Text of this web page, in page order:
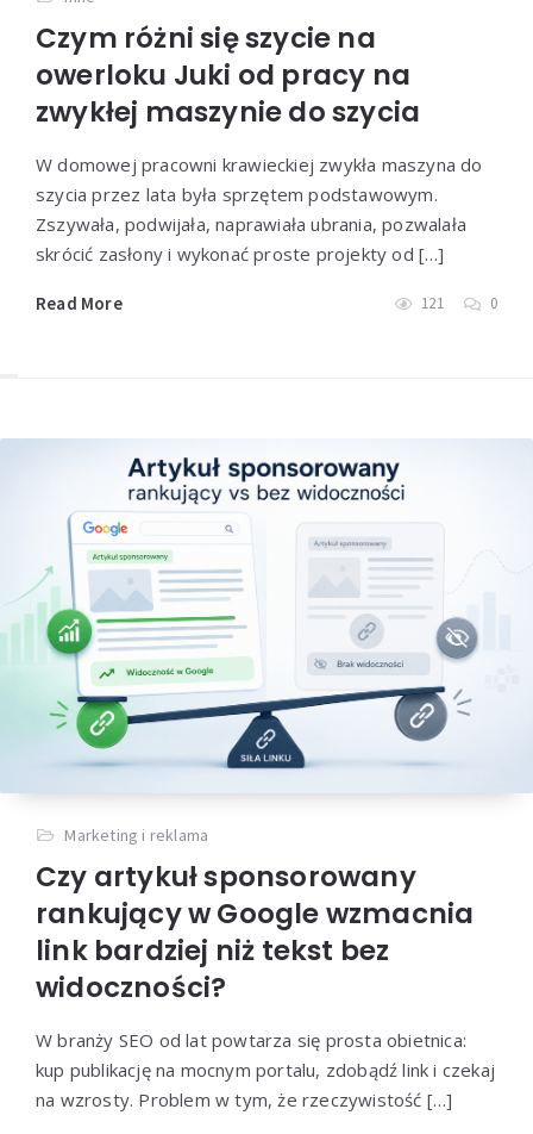
Czym różni się szycie na
owerloku Juki od pracy na
zwykłej maszynie do szycia
W domowej pracowni krawieckiej zwykła maszyna do
szycia przez lata była sprzętem podstawowym.
Zszywała, podwijała, naprawiała ubrania, pozwalała
skrócić zasłony i wykonać proste projekty od […]
Read More 121 0
Marketing i reklama
Czy artykuł sponsorowany
rankujący w Google wzmacnia
link bardziej niż tekst bez
widoczności?
W branży SEO od lat powtarza się prosta obietnica:
kup publikację na mocnym portalu, zdobądź link i czekaj
na wzrosty. Problem w tym, że rzeczywistość […]